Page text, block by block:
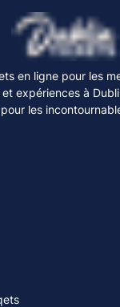
en ligne pour les
expériences à
les